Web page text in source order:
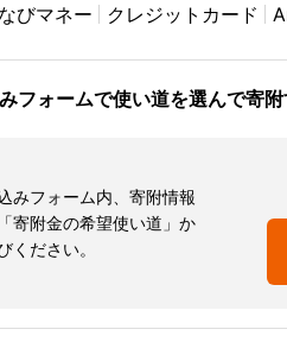
びマネー クレジットカード
フォームで使い道を選んで寄附
みフォーム内、寄附情報
寄附金の希望使い道」か
ください。